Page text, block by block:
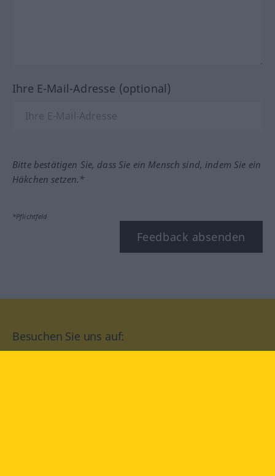
Ihre E-Mail-Adresse (optional)
Bitte bestätigen Sie, dass Sie ein Mensch sind, indem Sie ein
Häkchen setzen.*
*Pflichtfeld
Feedback absenden
Besuchen Sie uns auf: